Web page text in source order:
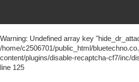
Warning: Undefined array key
/home/c2506701/public_html/
content/plugins/disable-recaptcha-cf7/inc/
line 125